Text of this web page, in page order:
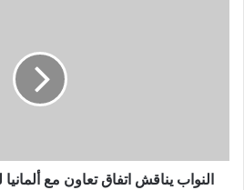
النواب يناقش اتفاق تعاون مع